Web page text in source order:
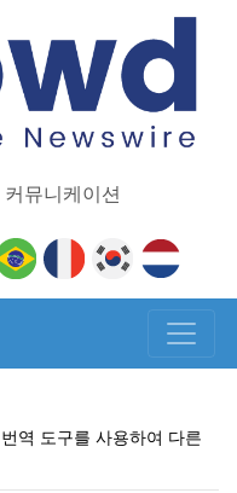
뮤니케이션
역 도구를 사용하여 다른